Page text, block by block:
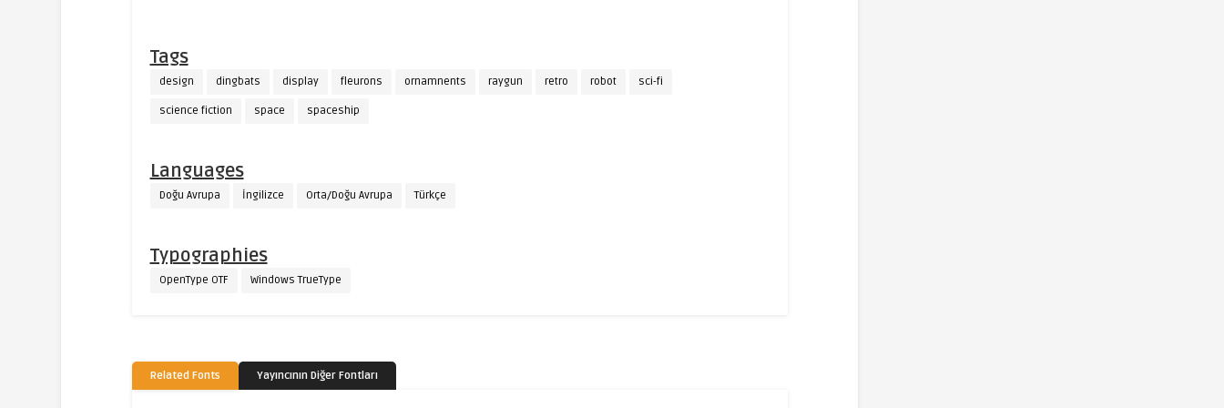
Tags
design dingbats display fleurons ornamnents raygun retro robot sci-fi
science fiction space spaceship
Languages
Doğu Avrupa İngilizce Orta/Doğu Avrupa Türkçe
Typographies
OpenType OTF Windows TrueType
Related Fonts Yayıncının Diğer Fontları